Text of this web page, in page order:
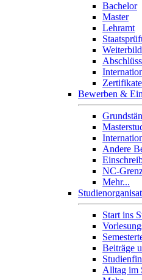
Bachelor
Master
Lehramt
Zertifikate
Bewerben &
Andere
NC-
Mehr...
Start ins
Beiträge
Alltag im